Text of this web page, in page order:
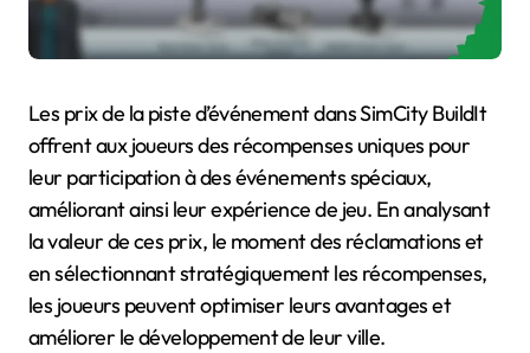
Les prix de la piste d’événement dans SimCity BuildIt
offrent aux joueurs des récompenses uniques pour
leur participation à des événements spéciaux,
améliorant ainsi leur expérience de jeu. En analysant
la valeur de ces prix, le moment des réclamations et
en sélectionnant stratégiquement les récompenses,
les joueurs peuvent optimiser leurs avantages et
améliorer le développement de leur ville.